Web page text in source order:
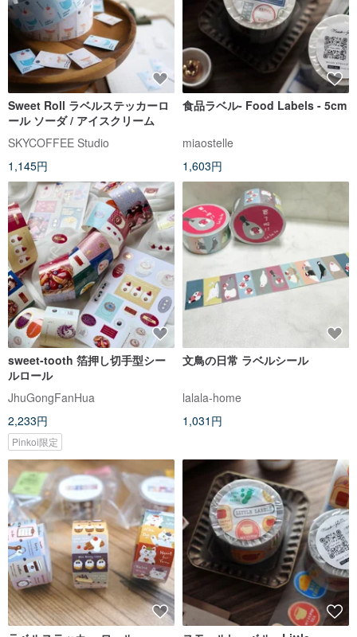
Sweet Roll ラベルステッカーロ
ール ソーダ / アイスクリーム
SKYCOFFEE Studio
1,145円
食品ラベル- Food Labels - 5cm
miaostelle
1,603円
sweet-tooth 箔押し切手型シー
ルロール
JhuGongFanHua
2,233円
Pinkoi限定
文鳥の日常 ラベルシール
lalala-home
1,031円